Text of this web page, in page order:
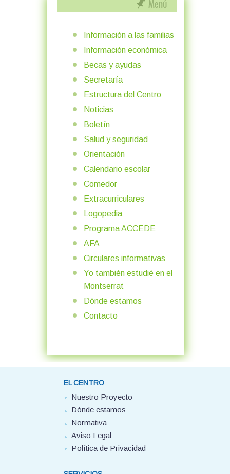
Información a las familias
Información económica
Becas y ayudas
Secretaría
Estructura del Centro
Noticias
Boletín
Salud y seguridad
Orientación
Calendario escolar
Comedor
Extracurriculares
Logopedia
Programa ACCEDE
AFA
Circulares informativas
Yo también estudié en el
Montserrat
Dónde estamos
Contacto
EL CENTRO
Nuestro Proyecto
Dónde estamos
Normativa
Aviso Legal
Política de Privacidad